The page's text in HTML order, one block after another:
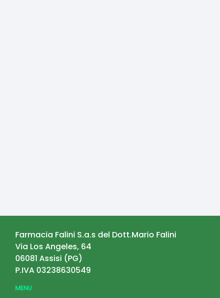
Farmacia Falini S.a.s del Dott.Mario Falini
Via Los Angeles, 64
06081 Assisi (PG)
P.IVA 03238630549
MENU